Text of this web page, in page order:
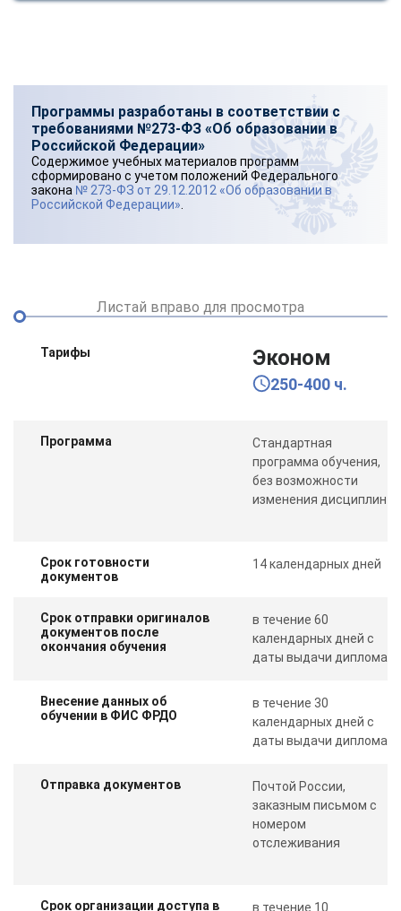
Программы разработаны в соответствии с
требованиями №273-ФЗ «Об образовании в
Российской Федерации»
Содержимое учебных материалов программ
сформировано с учетом положений Федерального
закона № 273-ФЗ от 29.12.2012 «Об образовании в
Российской Федерации»
Листай вправо для просмотра
Тарифы Эконом
250-400 ч.
Программа
Стандартная
программа обучения,
без возможности
изменения дисциплин
Срок готовности
документов
14 календарных дней
Срок отправки оригиналов
документов после
окончания обучения
в течение 60
календарных дней с
даты выдачи диплома
Внесение данных об
обучении в ФИС ФРДО
в течение 30
календарных дней с
даты выдачи диплома
Отправка документов
Почтой России,
заказным письмом с
номером
отслеживания
Срок организации доступа в в течение 10